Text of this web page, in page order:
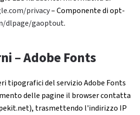
privacy– Componente di opt-
dlpage/gaoptout.
– Adobe Fonts
tipografici del servizio Adobe Fonts
delle pagine il browser contatta
trasmettendo l'indirizzo IP